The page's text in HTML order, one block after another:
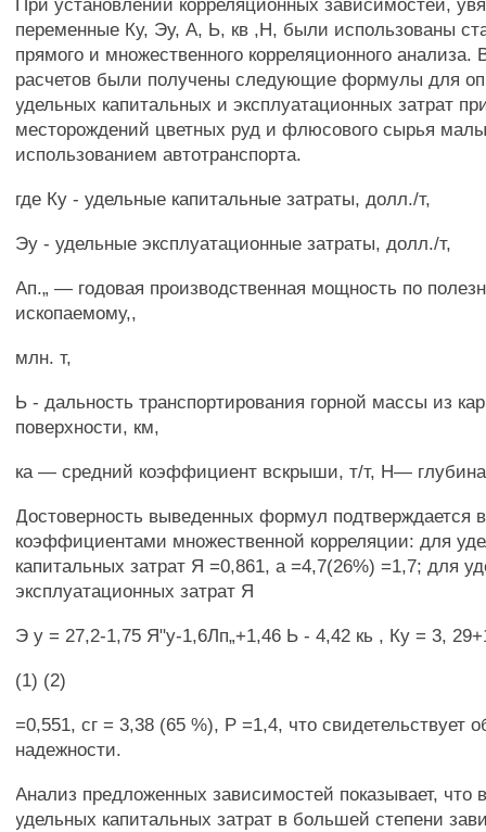
При установлении корреляционных зависимостей,
переменные Ку, Эу, А, Ь, кв ,Н, были использованы
прямого и множественного корреляционного анализа.
расчетов были получены следующие формулы для
удельных капитальных и эксплуатационных затрат
месторождений цветных руд и флюсового сырья
использованием автотранспорта.
где Ку - удельные капитальные затраты, долл./т,
Эу - удельные эксплуатационные затраты, долл./т,
Ап.„ — годовая производственная мощность по
ископаемому,,
млн. т,
Ь - дальность транспортирования горной массы из
поверхности, км,
ка — средний коэффициент вскрыши, т/т, Н—
Достоверность выведенных формул подтверждается
коэффициентами множественной корреляции: для
капитальных затрат Я =0,861, а =4,7(26%) =1,7; для
эксплуатационных затрат Я
Э у = 27,2-1,75 Я"у-1,6Лп„+1,46 Ь - 4,42 кь , Ку = 3,
(1) (2)
=0,551, сг = 3,38 (65 %), Р =1,4, что свидетельствует
надежности.
Анализ предложенных зависимостей показывает, что
удельных капитальных затрат в большей степени